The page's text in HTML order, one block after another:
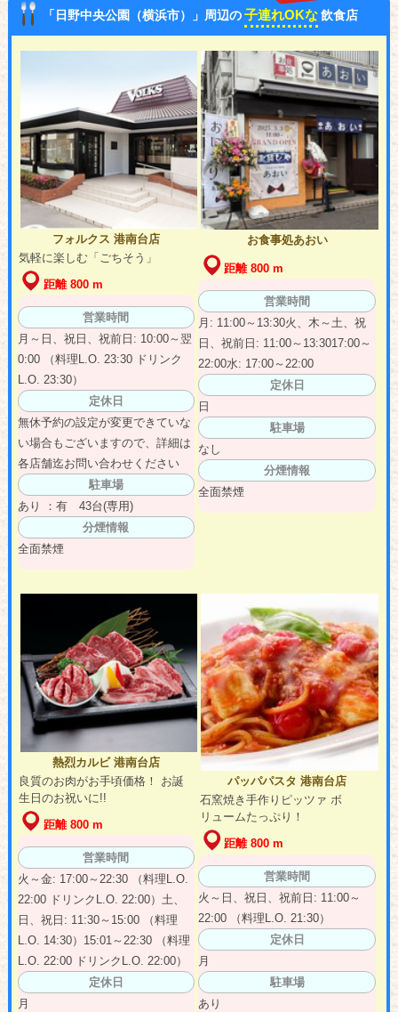
「日野中央公園（横浜市）」周辺の子連れOKな 飲食店
フォルクス 港南台店
気軽に楽しむ「ごちそう」
距離 800 m
営業時間
月～日、祝日、祝前日: 10:00～翌
0:00 （料理L.O. 23:30 ドリンク
L.O. 23:30）
定休日
無休予約の設定が変更できていな
い場合もございますので、詳細は
各店舗迄お問い合わせください
駐車場
あり ：有 43台(専用)
分煙情報
全面禁煙
お食事処あおい
距離 800 m
営業時間
月: 11:00～13:30火、木～土、祝
日、祝前日: 11:00～13:3017:00～
22:00水: 17:00～22:00
定休日
日
駐車場
なし
分煙情報
全面禁煙
熱烈カルビ 港南台店
良質のお肉がお手頃価格！ お誕
生日のお祝いに!!
距離 800 m
営業時間
火～金: 17:00～22:30 （料理L.O.
22:00 ドリンクL.O. 22:00）土、
日、祝日: 11:30～15:00 （料理
L.O. 14:30）15:01～22:30 （料理
L.O. 22:00 ドリンクL.O. 22:00）
定休日
月
パッパパスタ 港南台店
石窯焼き手作りピッツァ ボ
リュームたっぷり！
距離 800 m
営業時間
火～日、祝日、祝前日: 11:00～
22:00 （料理L.O. 21:30）
定休日
月
駐車場
あり